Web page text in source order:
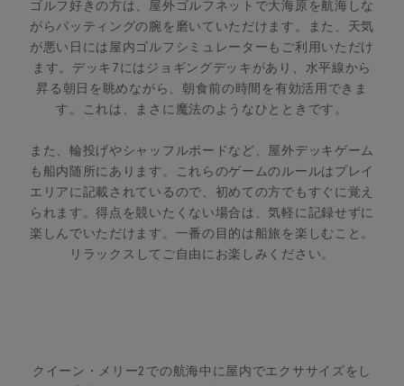
ゴルフ好きの方は、屋外ゴルフネットで大海原を航海しな
がらパッティングの腕を磨いていただけます。また、天気
が悪い日には屋内ゴルフシミュレーターもご利用いただけ
ます。デッキ7にはジョギングデッキがあり、水平線から
昇る朝日を眺めながら、朝食前の時間を有効活用できま
す。これは、まさに魔法のようなひとときです。
また、輪投げやシャッフルボードなど、屋外デッキゲーム
も船内随所にあります。これらのゲームのルールはプレイ
エリアに記載されているので、初めての方でもすぐに覚え
られます。得点を競いたくない場合は、気軽に記録せずに
楽しんでいただけます。一番の目的は船旅を楽しむこと。
リラックスしてご自由にお楽しみください。
クイーン・メリー2での航海中に屋内でエクササイズをし